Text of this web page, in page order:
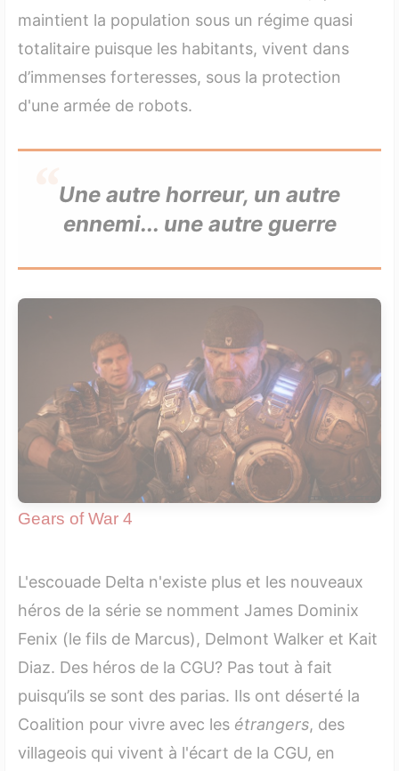
maintient la population sous un régime quasi
totalitaire puisque les habitants, vivent dans
d’immenses forteresses, sous la protection
d'une armée de robots.
Une autre horreur, un autre
ennemi... une autre guerre
Gears of War 4
L'escouade Delta n'existe plus et les nouveaux
héros de la série se nomment James Dominix
Fenix (le fils de Marcus), Delmont Walker et Kait
Diaz. Des héros de la CGU? Pas tout à fait
puisqu’ils se sont des parias. Ils ont déserté la
Coalition pour vivre avec les étrangers, des
villageois qui vivent à l'écart de la CGU, en